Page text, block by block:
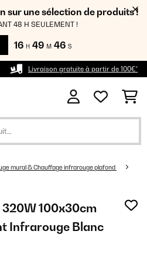
sur une sélection de produits !
48 H SEULEMENT !
16 H 49 M 46 S
Livraison gratuite à partir de 100€*
mural & Chauffage infrarouge plafond
100x30cm
Infrarouge Blanc